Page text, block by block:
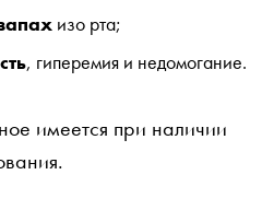
изо рта;
, гиперемия и недомогание.
имеется при наличии